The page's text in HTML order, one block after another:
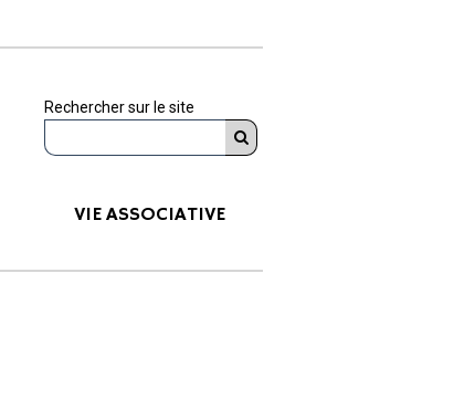
Rechercher sur le site
VIE ASSOCIATIVE